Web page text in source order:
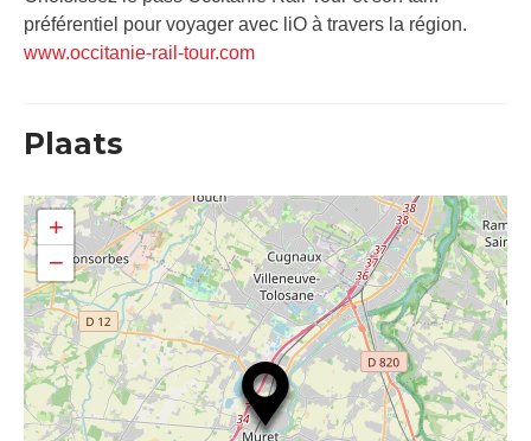
préférentiel pour voyager avec liO à travers la région.
www.occitanie-rail-tour.com
Plaats
+
−